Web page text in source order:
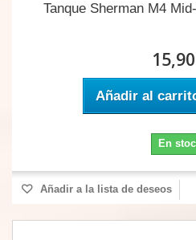
Tanque Sherman M4
Añadir al
En
Añadir a la lista de deseos